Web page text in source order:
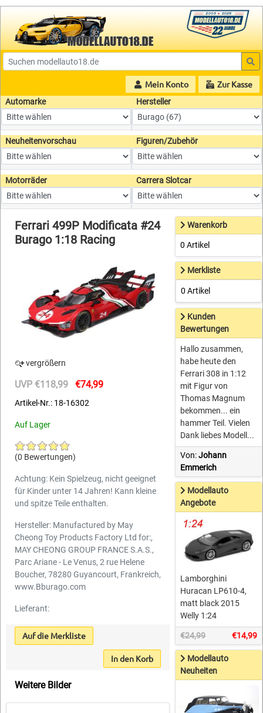
Mein Konto Zur Kasse
Automarke Hersteller
Neuheitenvorschau Figuren/Zubehör
Motorräder Carrera Slotcar
Ferrari 499P Modificata #24
Burago 1:18 Racing
vergrößern
UVP €118,99 €74,99
Artikel-Nr.: 18-16302
Auf Lager
(0 Bewertungen)
Achtung: Kein Spielzeug, nicht geeignet
für Kinder unter 14 Jahren! Kann kleine
und spitze Teile enthalten.
Hersteller: Manufactured by May
Cheong Toy Products Factory Ltd for:,
MAY CHEONG GROUP FRANCE S.A.S.,
Parc Ariane - Le Venus, 2 rue Helene
Boucher, 78280 Guyancourt, Frankreich,
www.Bburago.com
Lieferant:
Auf die Merkliste
In den Korb
Weitere Bilder
Warenkorb
0 Artikel
Merkliste
0 Artikel
Kunden
Bewertungen
Hallo zusammen,
habe heute den
Ferrari 308 in 1:12
mit Figur von
Thomas Magnum
bekommen... ein
hammer Teil. Vielen
Dank liebes Modell...
Von:Johann
Emmerich
Modellauto
Angebote
Lamborghini
Huracan LP610-4,
matt black 2015
Welly 1:24
€24,99 €14,99
Modellauto
Neuheiten